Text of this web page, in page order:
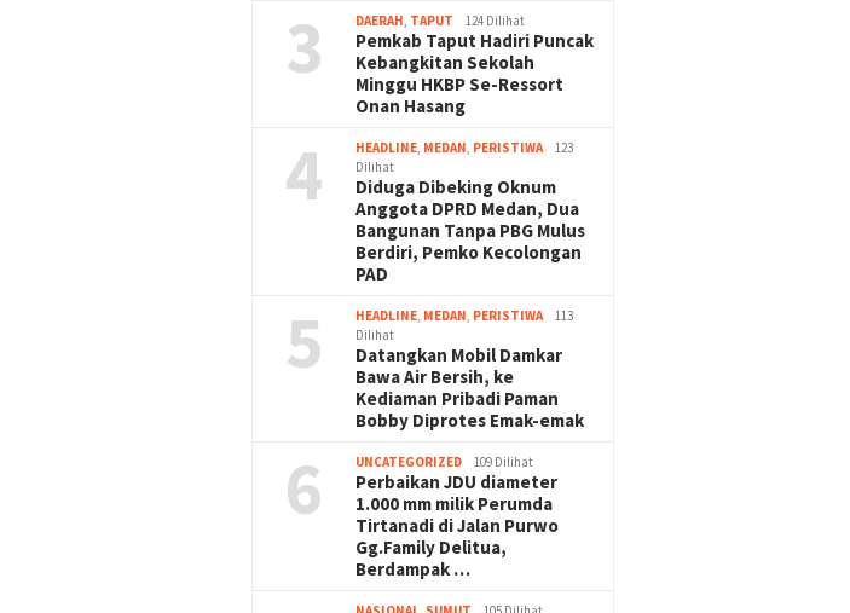
3 DAERAH, TAPUT 124 Dilihat
Pemkab Taput Hadiri Puncak
Kebangkitan Sekolah
Minggu HKBP Se-Ressort
Onan Hasang
4 HEADLINE, MEDAN, PERISTIWA
123
Dilihat
Diduga Dibeking Oknum
Anggota DPRD Medan, Dua
Bangunan Tanpa PBG Mulus
Berdiri, Pemko Kecolongan
PAD
5 HEADLINE, MEDAN, PERISTIWA
113
Dilihat
Datangkan Mobil Damkar
Bawa Air Bersih, ke
Kediaman Pribadi Paman
Bobby Diprotes Emak-emak
6 UNCATEGORIZED 109 Dilihat
Perbaikan JDU diameter
1.000 mm milik Perumda
Tirtanadi di Jalan Purwo
Gg.Family Delitua,
Berdampak …